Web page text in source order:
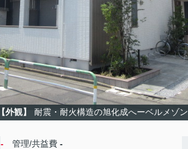
【外観】 耐震・耐火構造の旭化成へーベルメゾン
- 管理/共益費 -